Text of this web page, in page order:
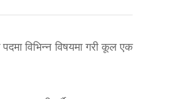
विभिन्न विषयमा गरी कूल एक